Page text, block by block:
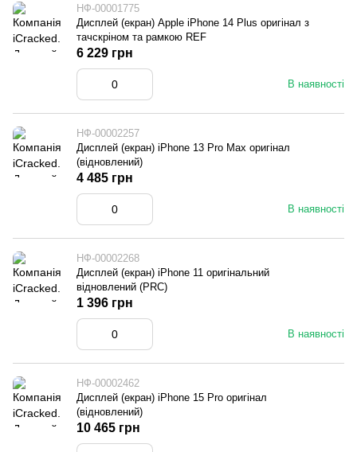
НФ-00001775
Дисплей (екран) Apple iPhone 14 Plus оригінал з
тачскріном та рамкою REF
В наявності
6 229 грн
НФ-00002257
Дисплей (екран) iPhone 13 Pro Max оригінал
(відновлений)
В наявності
4 485 грн
НФ-00002268
Дисплей (екран) iPhone 11 оригінальний
відновлений (PRC)
В наявності
1 396 грн
НФ-00002462
Дисплей (екран) iPhone 15 Pro оригінал
(відновлений)
10 465 грн